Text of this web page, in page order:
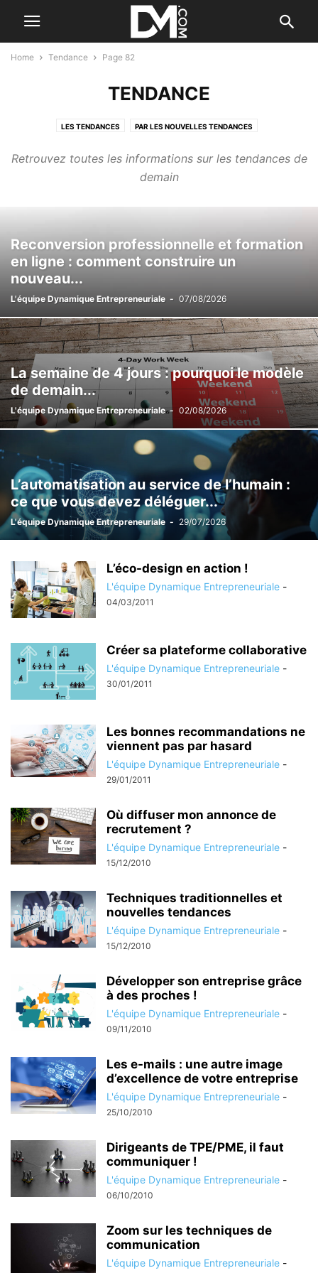
Home Tendance Page 82
TENDANCE
LES TENDANCES PAR LES NOUVELLES TENDANCES
Retrouvez toutes les informations sur les tendances de
demain
Reconversion professionnelle et formation
en ligne : comment construire un
nouveau...
L'équipe Dynamique Entrepreneuriale - 07/08/2026
La semaine de 4 jours : pourquoi le modèle
de demain...
L'équipe Dynamique Entrepreneuriale - 02/08/2026
L’automatisation au service de l’humain :
ce que vous devez déléguer...
L'équipe Dynamique Entrepreneuriale - 29/07/2026
L’éco-design en action !
L'équipe Dynamique Entrepreneuriale -
04/03/2011
Créer sa plateforme collaborative
L'équipe Dynamique Entrepreneuriale -
30/01/2011
Les bonnes recommandations ne
viennent pas par hasard
L'équipe Dynamique Entrepreneuriale -
29/01/2011
Où diffuser mon annonce de
recrutement ?
L'équipe Dynamique Entrepreneuriale -
15/12/2010
Techniques traditionnelles et
nouvelles tendances
L'équipe Dynamique Entrepreneuriale -
15/12/2010
Développer son entreprise grâce
à des proches !
L'équipe Dynamique Entrepreneuriale -
09/11/2010
Les e-mails : une autre image
d’excellence de votre entreprise
L'équipe Dynamique Entrepreneuriale -
25/10/2010
Dirigeants de TPE/PME, il faut
communiquer !
L'équipe Dynamique Entrepreneuriale -
06/10/2010
Zoom sur les techniques de
communication
L'équipe Dynamique Entrepreneuriale -